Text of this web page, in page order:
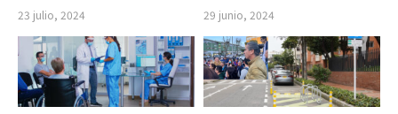
23 julio, 2024 29 junio, 2024